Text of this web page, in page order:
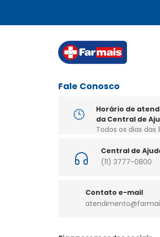
Fale Conosco
Horário de
da Central de
Todos os dias das
Central de
(11) 3777-0800
Contato e-mail